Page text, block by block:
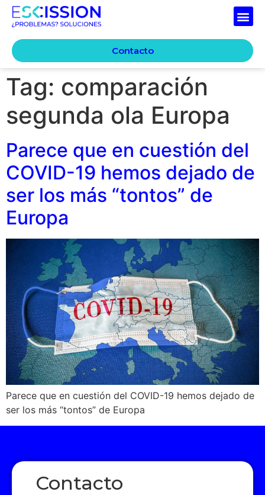
Contacto
Tag: comparación
segunda ola Europa
Parece que en cuestión del
COVID-19 hemos dejado de
ser los más “tontos” de
Europa
Parece que en cuestión del COVID-19 hemos dejado de
ser los más “tontos” de Europa
Contacto